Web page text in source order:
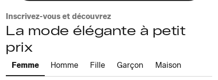
Inscrivez-vous et découvrez
La mode élégante à petit
prix
Femme Homme Fille Garçon Maison